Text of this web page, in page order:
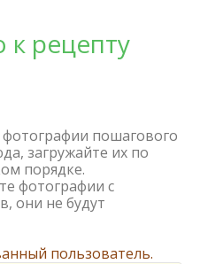
рецепту
пошагового
загружайте их по
порядке.
фотографии с
они не будут
пользователь.